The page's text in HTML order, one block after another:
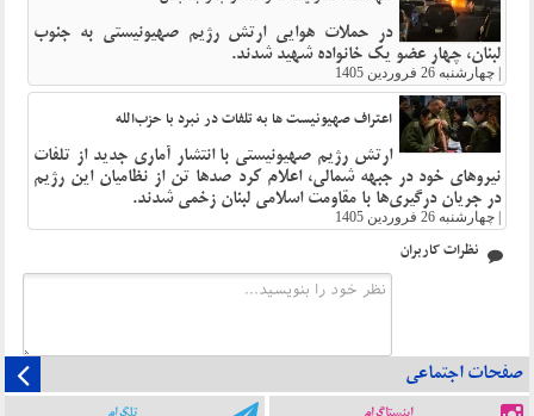
در حملات هوایی ارتش رژیم صهیونیستی به جنوب
لبنان، چهار عضو یک خانواده شهید شدند.
چهارشنبه 26 فروردین 1405
اعتراف صهیونیست ها به تلفات در نبرد با حزب‌الله
ارتش رژیم صهیونیستی با انتشار آماری جدید از تلفات
نیروهای خود در جبهه شمالی، اعلام کرد صدها تن از نظامیان این رژیم
در جریان درگیری‌ها با مقاومت اسلامی لبنان زخمی شدند.
چهارشنبه 26 فروردین 1405
نظرات کاربران
صفحات اجتماعی